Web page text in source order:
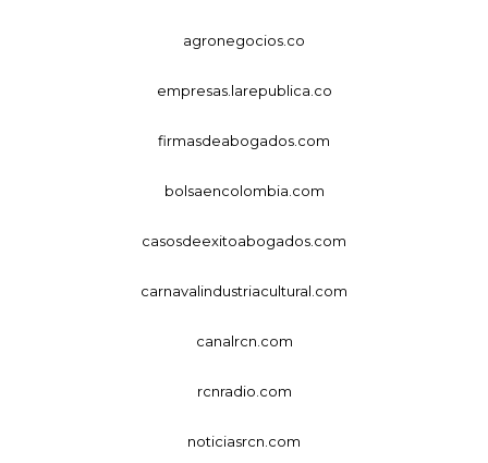
agronegocios.co
empresas.larepublica.co
firmasdeabogados.com
bolsaencolombia.com
casosdeexitoabogados.com
carnavalindustriacultural.com
canalrcn.com
rcnradio.com
noticiasrcn.com